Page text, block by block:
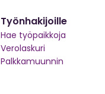
Työnhakijoille
Hae työpaikkoja
Verolaskuri
Palkkamuunnin